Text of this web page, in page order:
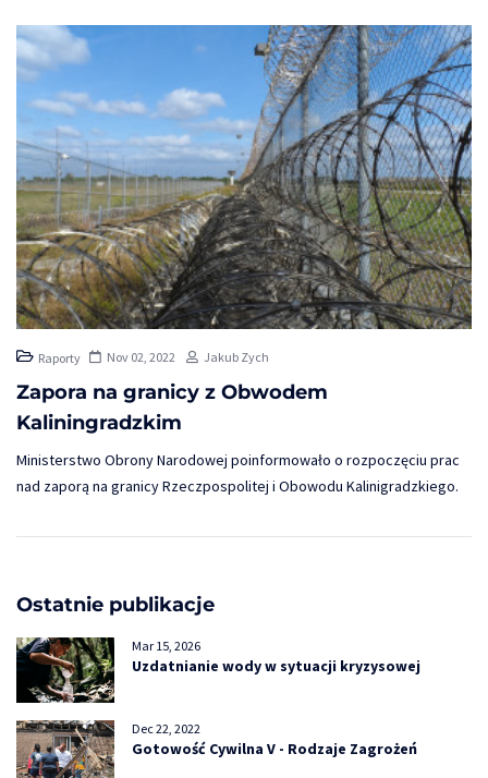
Raporty Nov 02, 2022 Jakub Zych
Zapora na granicy z Obwodem
Kaliningradzkim
Ministerstwo Obrony Narodowej poinformowało o rozpoczęciu prac
nad zaporą na granicy Rzeczpospolitej i Obowodu Kalinigradzkiego.
Ostatnie publikacje
Mar 15, 2026
Uzdatnianie wody w sytuacji kryzysowej
Dec 22, 2022
Gotowość Cywilna V - Rodzaje Zagrożeń